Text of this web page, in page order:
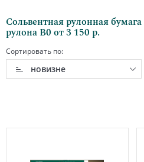
Сольвентная рулонная
рулона В0 от 3 150 р.
Сортировать по:
новизне